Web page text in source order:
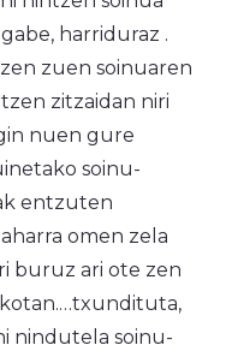
harriduraz .
zuen soinuaren
zitzaidan niri
nuen gure
soinu-
entzuten
omen zela
buruz ari ote zen
nindutela soinu-